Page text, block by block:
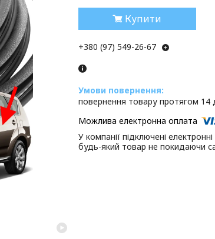
Купити
+380 (97) 549-26-67
повернення товару протягом 14
У компанії підключені
будь-який товар не покидаючи